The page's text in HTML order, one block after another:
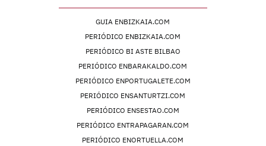
GUIA ENBIZKAIA.COM
PERIÓDICO ENBIZKAIA.COM
PERIÓDICO BI ASTE BILBAO
PERIÓDICO ENBARAKALDO.COM
PERIÓDICO ENPORTUGALETE.COM
PERIÓDICO ENSANTURTZI.COM
PERIÓDICO ENSESTAO.COM
PERIÓDICO ENTRAPAGARAN.COM
PERIÓDICO ENORTUELLA.COM